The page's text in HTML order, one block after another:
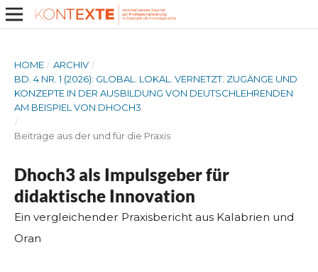
HOME / ARCHIV /
BD. 4 NR. 1 (2026): GLOBAL. LOKAL. VERNETZT. ZUGÄNGE UND
KONZEPTE IN DER AUSBILDUNG VON DEUTSCHLEHRENDEN
AM BEISPIEL VON DHOCH3
/
Beiträge aus der und für die Praxis
Dhoch3 als Impulsgeber für
didaktische Innovation
Ein vergleichender Praxisbericht aus Kalabrien und
Oran